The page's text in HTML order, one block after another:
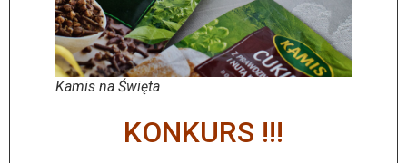
Kamis na Święta
KONKURS !!!